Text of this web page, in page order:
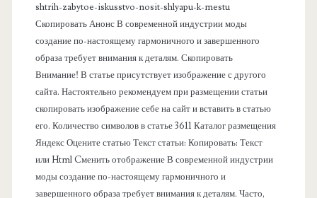
shtrih-zabytoe-iskusstvo-nosit-shlyapu-k-mestu
Скопировать Анонс В современной индустрии моды
создание по-настоящему гармоничного и завершенного
образа требует внимания к деталям. Скопировать
Внимание! В статье присутствует изображение с другого
сайта. Настоятельно рекомендуем при размещении статьи
скопировать изображение себе на сайт и вставить в статью
его. Количество символов в статье 3611 Каталог размещения
Яндекс Оцените статью Текст статьи: Копировать: Текст
или Html Cменить отображение В современной индустрии
моды создание по-настоящему гармоничного и
завершенного образа требует внимания к деталям. Часто,